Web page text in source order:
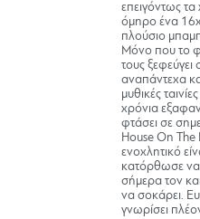
επειγόντως
όμηρο ένα
πλούσιο
Μόνο που το
τους ξεφεύγει
αναπάντεχα
μυθικές
χρόνια
φτάσει σε
House On The
ενοχλητικό
κατόρθωσε να
σήμερα τον
να σοκάρει.
γνωρίσει